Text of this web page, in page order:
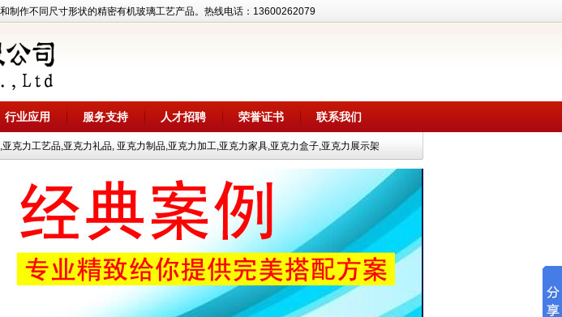
制作不同尺寸形状的精密有机玻璃工艺产品。热线电话：13600262079
行业应用 服务支持 人才招聘 荣誉证书 联系我们
克力工艺品,亚克力礼品, 亚克力制品,亚克力加工,亚克力家具,亚克力盒子,亚克力展示架